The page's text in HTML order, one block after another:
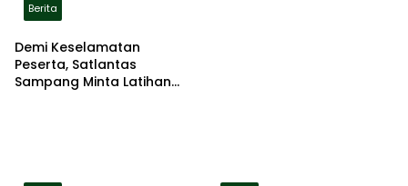
Berita
Demi Keselamatan
Peserta, Satlantas
Sampang Minta Latihan